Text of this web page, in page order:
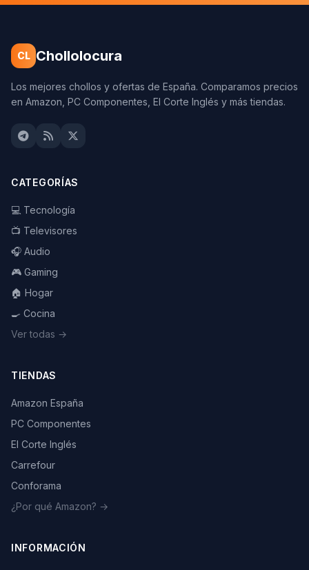
CL Chollolocura
Los mejores chollos y ofertas de España. Comparamos precios
en Amazon, PC Componentes, El Corte Inglés y más tiendas.
CATEGORÍAS
💻 Tecnología
📺 Televisores
🎧 Audio
🎮 Gaming
🏠 Hogar
🍳 Cocina
Ver todas →
TIENDAS
Amazon España
PC Componentes
El Corte Inglés
Carrefour
Conforama
¿Por qué Amazon? →
INFORMACIÓN